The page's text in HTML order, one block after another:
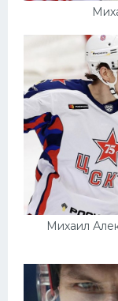
Михаил